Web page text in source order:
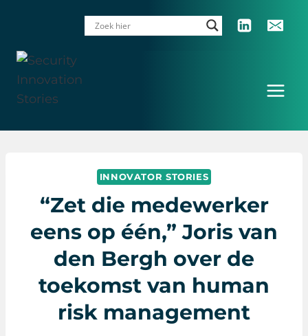
inhoud
INNOVATOR STORIES
“Zet die medewerker
eens op één,” Joris van
den Bergh over de
toekomst van human
risk management